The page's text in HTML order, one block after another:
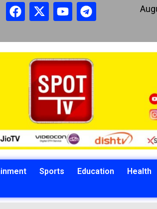
Sports Education Health